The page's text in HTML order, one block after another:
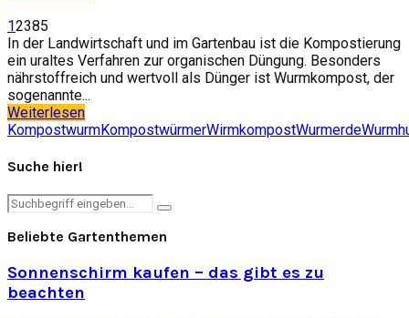
12385
In der Landwirtschaft und im Gartenbau ist die Kompostierung
ein uraltes Verfahren zur organischen Düngung. Besonders
nährstoffreich und wertvoll als Dünger ist Wurmkompost, der
sogenannte...
Weiterlesen
KompostwurmKompostwürmerWirmkompostWurmerde
Suche hier!
Search
Search
Beliebte Gartenthemen
Sonnenschirm kaufen – das gibt es zu
beachten